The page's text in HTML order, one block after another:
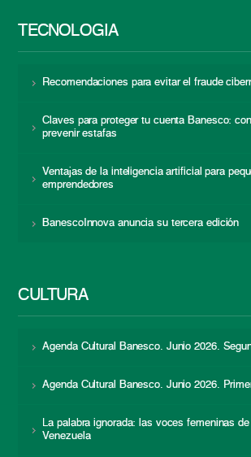
TECNOLOGÍA
Recomendaciones para evitar el fraude
Claves para proteger tu cuenta Banesco:
prevenir estafas
Ventajas de la inteligencia artificial para
emprendedores
BanescoInnova anuncia su tercera edición
CULTURA
Agenda Cultural Banesco. Junio 2026.
Agenda Cultural Banesco. Junio 2026.
La palabra ignorada: las voces femeninas
Venezuela